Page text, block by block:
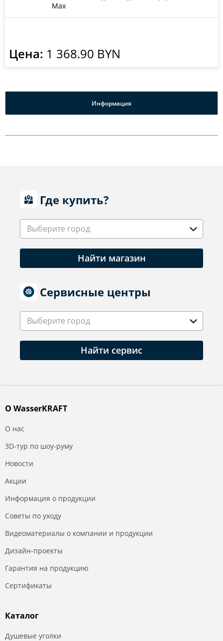
Max
Цена: 1 368.90 BYN
Информация
Где купить?
Выберите город
Найти магазин
Сервисные центры
Выберите город
Найти сервис
О WasserKRAFT
О нас
3D-тур по шоу-руму
Новости
Акции
Информация о продукции
Советы по уходу
Видеоматериалы о компании и продукции
Дизайн-проекты
Гарантия на продукцию
Сертификаты
Каталог
Душевые уголки